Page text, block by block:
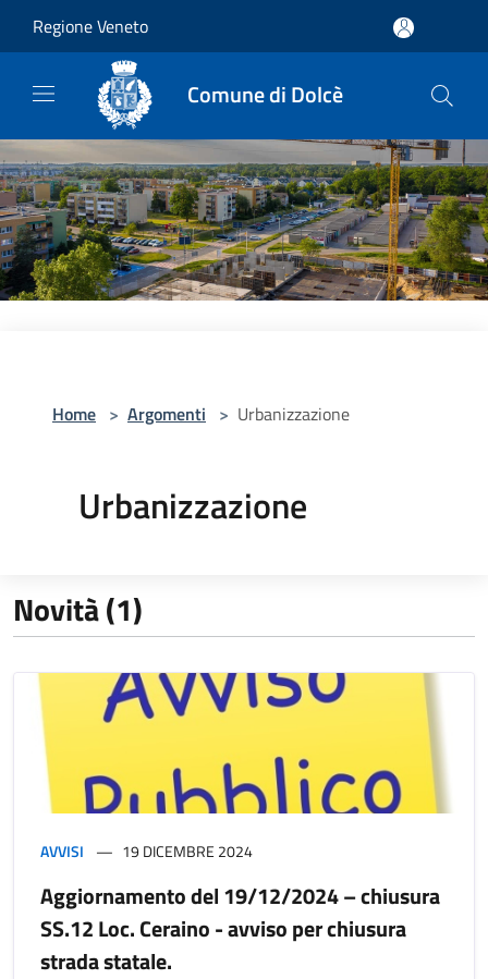
Regione Veneto
Comune di Dolcè
Home > Argomenti > Urbanizzazione
Urbanizzazione
Novità (1)
AVVISI 19 DICEMBRE 2024
Aggiornamento del 19/12/2024 – chiusura
SS.12 Loc. Ceraino - avviso per chiusura
strada statale.